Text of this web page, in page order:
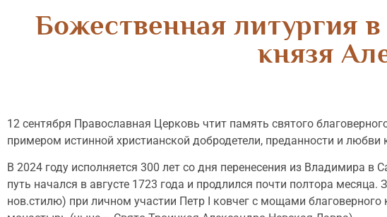
Божественная литургия
князя
12 сентября Православная Церковь чтит память святого
примером истинной христианской добродетели, преданности и любви
В 2024 году исполняется 300 лет со дня перенесения из Владимира в
путь начался в августе 1723 года и продлился почти полтора
нов.стилю) при личном участии Петр I ковчег с мощами